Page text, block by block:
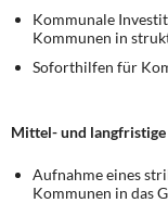
Kommunale
Kommunen in
Soforthilfen für
Mittel- und
Aufnahme eines
Kommunen in das